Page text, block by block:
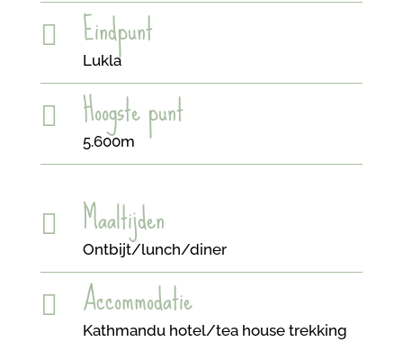
 Eindpunt
Lukla
 Hoogste punt
5.600m
 Maaltijden
Ontbijt/lunch/diner
 Accommodatie
Kathmandu hotel/tea house trekking